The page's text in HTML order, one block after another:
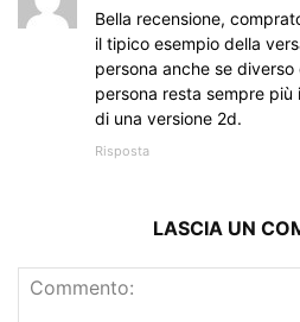
Bella recensione,
il tipico esempio della
persona anche se
persona resta sempre
di una versione 2d.
Risposta
LASCIA UN